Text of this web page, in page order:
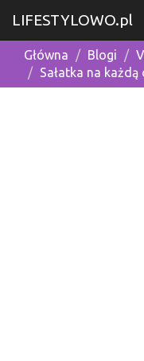
LIFESTYLOWO.pl
Główna Blogi
Sałatka na